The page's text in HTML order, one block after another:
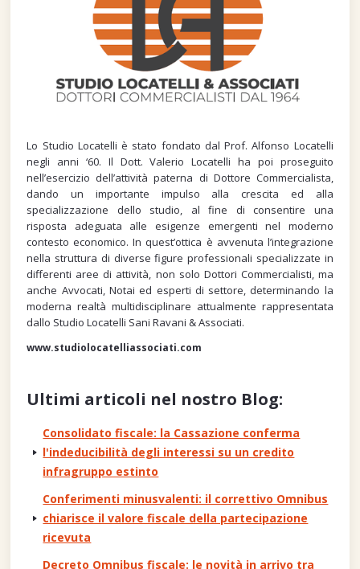
Lo Studio Locatelli è stato fondato dal Prof. Alfonso Locatelli
negli anni ‘60. Il Dott. Valerio Locatelli ha poi proseguito
nell’esercizio dell’attività paterna di Dottore Commercialista,
dando un importante impulso alla crescita ed alla
specializzazione dello studio, al fine di consentire una
risposta adeguata alle esigenze emergenti nel moderno
contesto economico. In quest’ottica è avvenuta l’integrazione
nella struttura di diverse figure professionali specializzate in
differenti aree di attività, non solo Dottori Commercialisti, ma
anche Avvocati, Notai ed esperti di settore, determinando la
moderna realtà multidisciplinare attualmente rappresentata
dallo Studio Locatelli Sani Ravani & Associati.
www.studiolocatelliassociati.com
Ultimi articoli nel nostro Blog:
Consolidato fiscale: la Cassazione conferma
l'indeducibilità degli interessi su un credito
infragruppo estinto
Conferimenti minusvalenti: il correttivo Omnibus
chiarisce il valore fiscale della partecipazione
ricevuta
Decreto Omnibus fiscale: le novità in arrivo tra